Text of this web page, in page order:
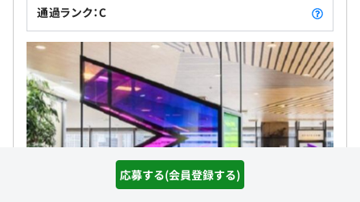
応募する(会員登録する)
通過ランク：C